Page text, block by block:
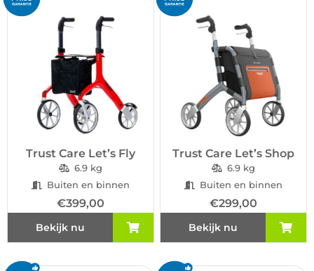
Trust Care Let’s Fly
6.9 kg
Buiten en binnen
€399,00
Bekijk nu
Trust Care Let’s Shop
6.9 kg
Buiten en binnen
€299,00
Bekijk nu